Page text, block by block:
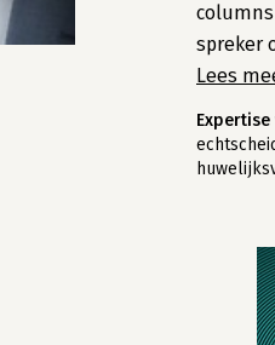
spreker
Lees